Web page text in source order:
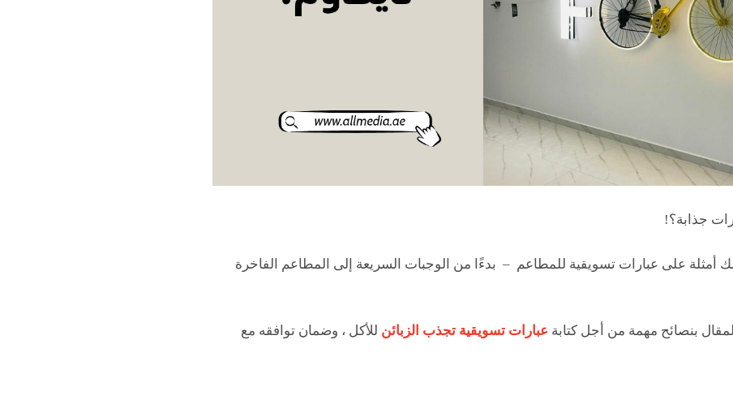
جذابة؟!
أمثلة على عبارات تسويقية للمطاعم – بدءًا من الوجبات السريعة إلى المطاعم الفاخرة
بنصائح مهمة من أجل كتابة عبارات تسويقية تجذب الزبائن للأكل ، وضمان توافقه مع